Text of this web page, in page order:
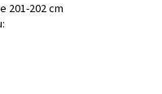
201-202 cm